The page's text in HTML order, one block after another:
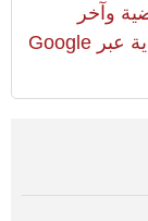
وآخر
المستجدات السياسية والإقتصادية عبر Google